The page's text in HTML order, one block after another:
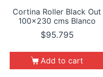
Cortina Roller Black Out
100×230 cms Blanco
$95.795
Add to cart